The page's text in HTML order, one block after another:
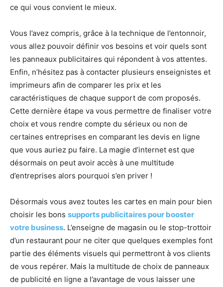
ce qui vous convient le mieux.
Vous l’avez compris, grâce à la technique de l’entonnoir,
vous allez pouvoir définir vos besoins et voir quels sont
les panneaux publicitaires qui répondent à vos attentes.
Enfin, n’hésitez pas à contacter plusieurs enseignistes et
imprimeurs afin de comparer les prix et les
caractéristiques de chaque support de com proposés.
Cette dernière étape va vous permettre de finaliser votre
choix et vous rendre compte du sérieux ou non de
certaines entreprises en comparant les devis en ligne
que vous auriez pu faire. La magie d’internet est que
désormais on peut avoir accès à une multitude
d’entreprises alors pourquoi s’en priver !
Désormais vous avez toutes les cartes en main pour bien
choisir les bons supports publicitaires pour booster
votre business. L’enseigne de magasin ou le stop-trottoir
d’un restaurant pour ne citer que quelques exemples font
partie des éléments visuels qui permettront à vos clients
de vous repérer. Mais la multitude de choix de panneaux
de publicité en ligne a l’avantage de vous laisser une